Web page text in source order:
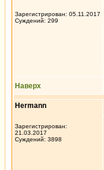
Зарегистрирован: 05.11.2017
Суждений: 299
Наверх
Hermann
Зарегистрирован:
21.03.2017
Суждений: 3898